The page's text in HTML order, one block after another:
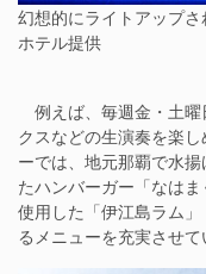
幻想的にライトアップ
ホテル提供
例えば、毎週金・土曜
クスなどの生演奏を楽
ーでは、地元那覇で水
たハンバーガー「なは
使用した「伊江島ラム
るメニューを充実させて